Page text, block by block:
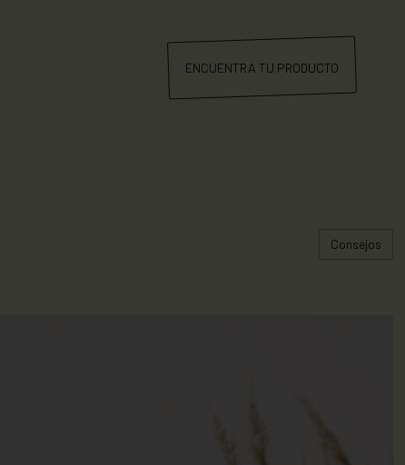
ENCUENTRA TU PRODUCTO
Consejos